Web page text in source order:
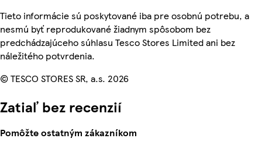
Tieto informácie sú poskytované iba pre osobnú potrebu, a
nesmú byť reprodukované žiadnym spôsobom bez
predchádzajúceho súhlasu Tesco Stores Limited ani bez
náležitého potvrdenia.
© TESCO STORES SR, a.s. 2026
Zatiaľ bez recenzií
Pomôžte ostatným zákazníkom